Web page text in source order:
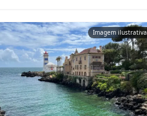
Imagem ilustrativa